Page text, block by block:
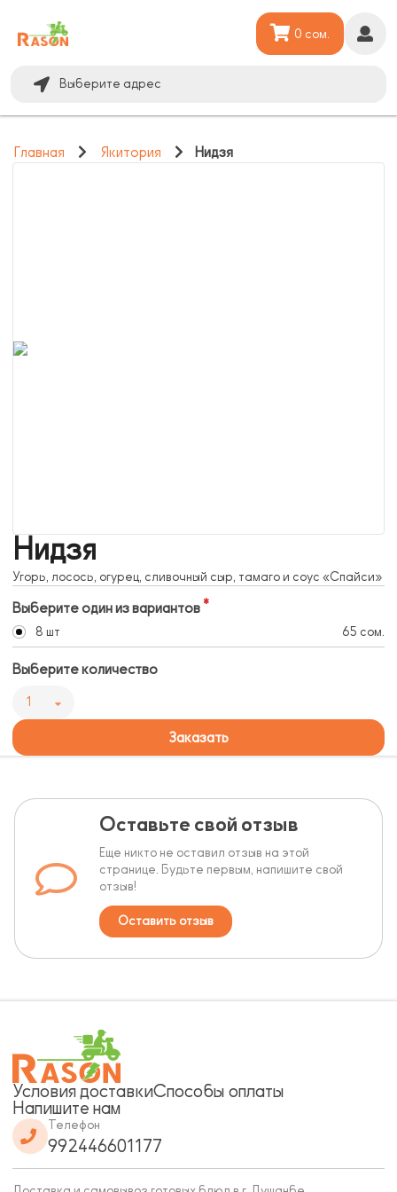
Выберите адрес
0 сом.
Главная Якитория Нидзя
Нидзя
Угорь, лосось, огурец, сливочный сыр, тамаго и соус «Спайси»
Выберите один из вариантов
8 шт 65 сом.
Выберите количество
1
Заказать
Оставьте свой отзыв
Еще никто не оставил отзыв на этой
странице. Будьте первым, напишите свой
отзыв!
Оставить отзыв
Условия доставкиСпособы оплаты
Напишите нам
Телефон
992446601177